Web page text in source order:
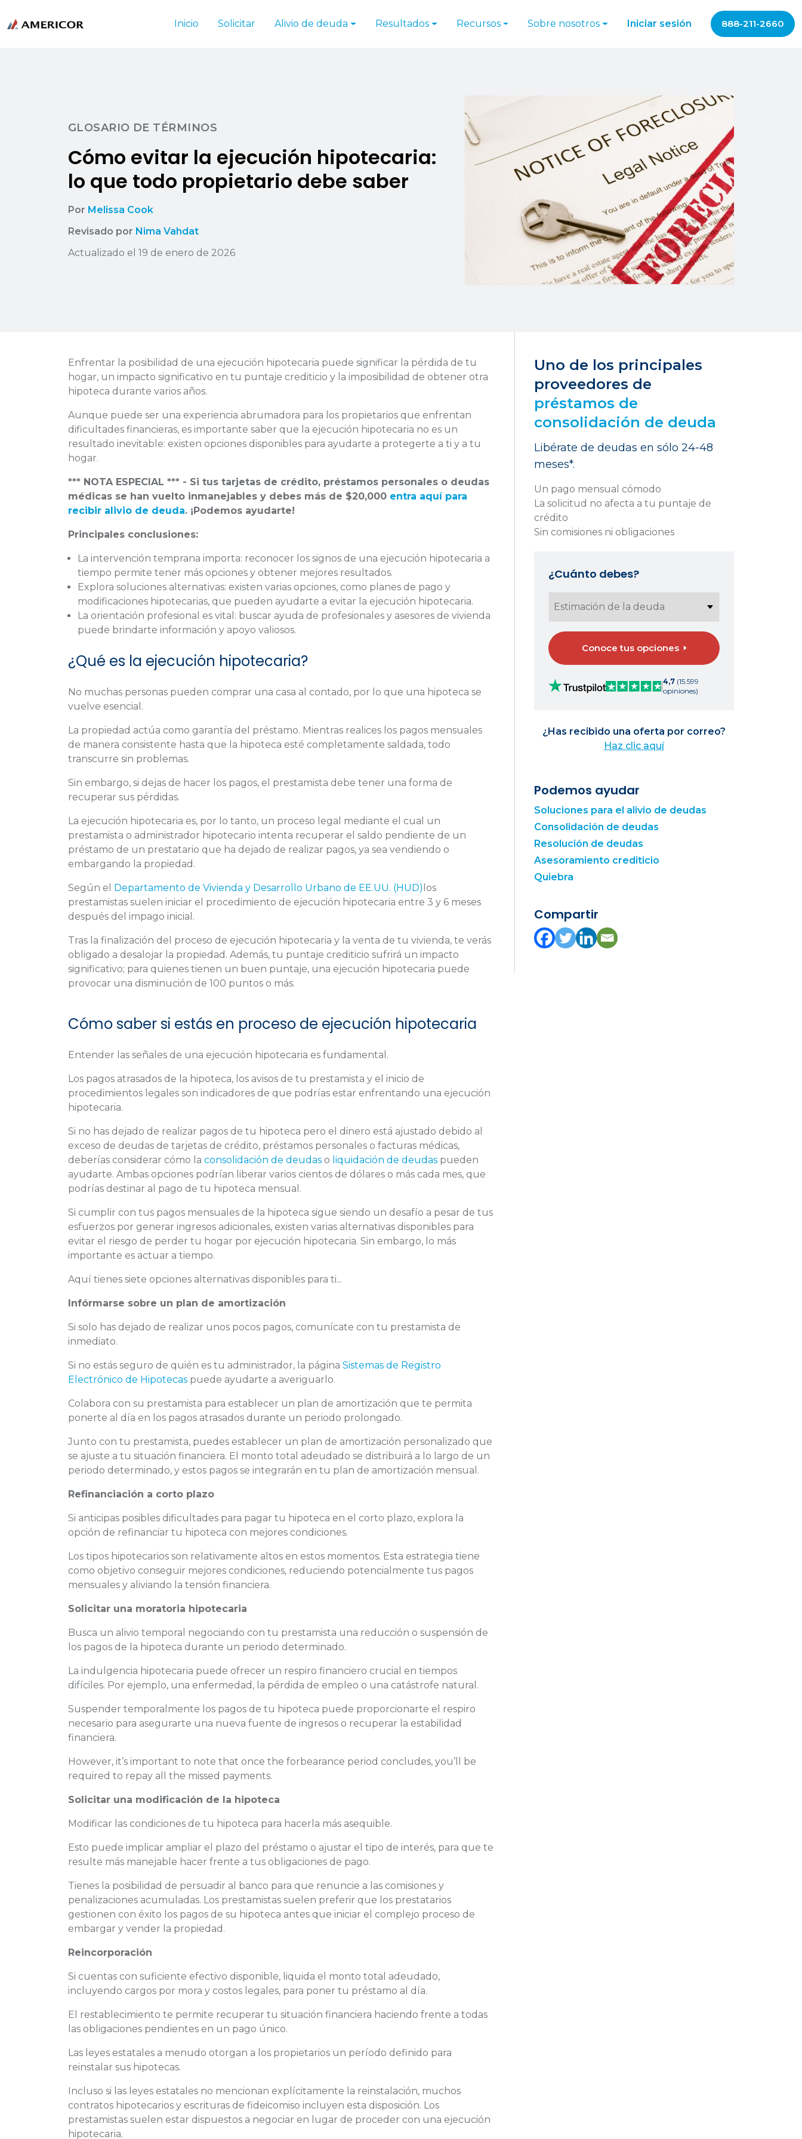
Inicio Solicitar Alivio de deuda Resultados Recursos Sobre nosotros Iniciar sesión 888-211-2660
GLOSARIO DE TÉRMINOS
Cómo evitar la ejecución hipotecaria:
lo que todo propietario debe saber
Por Melissa Cook
Revisado por Nima Vahdat
Actualizado el 19 de enero de 2026
Enfrentar la posibilidad de una ejecución hipotecaria puede significar la pérdida de tu
hogar, un impacto significativo en tu puntaje crediticio y la imposibilidad de obtener otra
hipoteca durante varios años.
Aunque puede ser una experiencia abrumadora para los propietarios que enfrentan
dificultades financieras, es importante saber que la ejecución hipotecaria no es un
resultado inevitable: existen opciones disponibles para ayudarte a protegerte a ti y a tu
hogar.
*** NOTA ESPECIAL *** - Si tus tarjetas de crédito, préstamos personales o deudas
médicas se han vuelto inmanejables y debes más de $20,000 entra aquí para
recibir alivio de deuda. ¡Podemos ayudarte!
Principales conclusiones:
La intervención temprana importa: reconocer los signos de una ejecución hipotecaria a
tiempo permite tener más opciones y obtener mejores resultados.
Explora soluciones alternativas: existen varias opciones, como planes de pago y
modificaciones hipotecarias, que pueden ayudarte a evitar la ejecución hipotecaria.
La orientación profesional es vital: buscar ayuda de profesionales y asesores de vivienda
puede brindarte información y apoyo valiosos.
¿Qué es la ejecución hipotecaria?
No muchas personas pueden comprar una casa al contado, por lo que una hipoteca se
vuelve esencial.
La propiedad actúa como garantía del préstamo. Mientras realices los pagos mensuales
de manera consistente hasta que la hipoteca esté completamente saldada, todo
transcurre sin problemas.
Sin embargo, si dejas de hacer los pagos, el prestamista debe tener una forma de
recuperar sus pérdidas.
La ejecución hipotecaria es, por lo tanto, un proceso legal mediante el cual un
prestamista o administrador hipotecario intenta recuperar el saldo pendiente de un
préstamo de un prestatario que ha dejado de realizar pagos, ya sea vendiendo o
embargando la propiedad.
Según el Departamento de Vivienda y Desarrollo Urbano de EE.UU. (HUD) los
prestamistas suelen iniciar el procedimiento de ejecución hipotecaria entre 3 y 6 meses
después del impago inicial.
Tras la finalización del proceso de ejecución hipotecaria y la venta de tu vivienda, te verás
obligado a desalojar la propiedad. Además, tu puntaje crediticio sufrirá un impacto
significativo; para quienes tienen un buen puntaje, una ejecución hipotecaria puede
provocar una disminución de 100 puntos o más.
Cómo saber si estás en proceso de ejecución hipotecaria
Entender las señales de una ejecución hipotecaria es fundamental.
Los pagos atrasados de la hipoteca, los avisos de tu prestamista y el inicio de
procedimientos legales son indicadores de que podrías estar enfrentando una ejecución
hipotecaria.
Si no has dejado de realizar pagos de tu hipoteca pero el dinero está ajustado debido al
exceso de deudas de tarjetas de crédito, préstamos personales o facturas médicas,
deberías considerar cómo la consolidación de deudas o liquidación de deudas pueden
ayudarte. Ambas opciones podrían liberar varios cientos de dólares o más cada mes, que
podrías destinar al pago de tu hipoteca mensual.
Si cumplir con tus pagos mensuales de la hipoteca sigue siendo un desafío a pesar de tus
esfuerzos por generar ingresos adicionales, existen varias alternativas disponibles para
evitar el riesgo de perder tu hogar por ejecución hipotecaria. Sin embargo, lo más
importante es actuar a tiempo.
Aquí tienes siete opciones alternativas disponibles para ti...
Infórmarse sobre un plan de amortización
Si solo has dejado de realizar unos pocos pagos, comunícate con tu prestamista de
inmediato.
Si no estás seguro de quién es tu administrador, la página Sistemas de Registro
Electrónico de Hipotecas puede ayudarte a averiguarlo.
Colabora con su prestamista para establecer un plan de amortización que te permita
ponerte al día en los pagos atrasados durante un periodo prolongado.
Junto con tu prestamista, puedes establecer un plan de amortización personalizado que
se ajuste a tu situación financiera. El monto total adeudado se distribuirá a lo largo de un
periodo determinado, y estos pagos se integrarán en tu plan de amortización mensual.
Refinanciación a corto plazo
Si anticipas posibles dificultades para pagar tu hipoteca en el corto plazo, explora la
opción de refinanciar tu hipoteca con mejores condiciones.
Los tipos hipotecarios son relativamente altos en estos momentos. Esta estrategia tiene
como objetivo conseguir mejores condiciones, reduciendo potencialmente tus pagos
mensuales y aliviando la tensión financiera.
Solicitar una moratoria hipotecaria
Busca un alivio temporal negociando con tu prestamista una reducción o suspensión de
los pagos de la hipoteca durante un periodo determinado.
La indulgencia hipotecaria puede ofrecer un respiro financiero crucial en tiempos
difíciles. Por ejemplo, una enfermedad, la pérdida de empleo o una catástrofe natural.
Suspender temporalmente los pagos de tu hipoteca puede proporcionarte el respiro
necesario para asegurarte una nueva fuente de ingresos o recuperar la estabilidad
financiera.
However, it’s important to note that once the forbearance period concludes, you’ll be
required to repay all the missed payments.
Solicitar una modificación de la hipoteca
Modificar las condiciones de tu hipoteca para hacerla más asequible.
Esto puede implicar ampliar el plazo del préstamo o ajustar el tipo de interés, para que te
resulte más manejable hacer frente a tus obligaciones de pago.
Tienes la posibilidad de persuadir al banco para que renuncie a las comisiones y
penalizaciones acumuladas. Los prestamistas suelen preferir que los prestatarios
gestionen con éxito los pagos de su hipoteca antes que iniciar el complejo proceso de
embargar y vender la propiedad.
Reincorporación
Si cuentas con suficiente efectivo disponible, liquida el monto total adeudado,
incluyendo cargos por mora y costos legales, para poner tu préstamo al día.
El restablecimiento te permite recuperar tu situación financiera haciendo frente a todas
las obligaciones pendientes en un pago único.
Las leyes estatales a menudo otorgan a los propietarios un período definido para
reinstalar sus hipotecas.
Incluso si las leyes estatales no mencionan explícitamente la reinstalación, muchos
contratos hipotecarios y escrituras de fideicomiso incluyen esta disposición. Los
prestamistas suelen estar dispuestos a negociar en lugar de proceder con una ejecución
hipotecaria.
Uno de los principales
proveedores de
préstamos de
consolidación de deuda
Libérate de deudas en sólo 24-48
meses*.
Un pago mensual cómodo
La solicitud no afecta a tu puntaje de
crédito
Sin comisiones ni obligaciones
¿Cuánto debes?
Conoce tus opciones
4,7 (15.599
opiniones)
¿Has recibido una oferta por correo?
Haz clic aquí
Podemos ayudar
Soluciones para el alivio de deudas
Consolidación de deudas
Resolución de deudas
Asesoramiento crediticio
Quiebra
Compartir